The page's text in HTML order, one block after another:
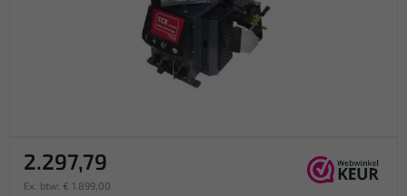
2.297,79
Ex. btw: € 1.899,00